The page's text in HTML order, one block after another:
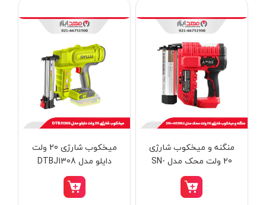
فیلتر بر اساس قیمت
تومان تومان
منگنه و میخکوب شارژی
20 ولت محک مدل SN-
4050LI
میخکوب شارژی 20 ولت
دایلو مدل DTBJ1308